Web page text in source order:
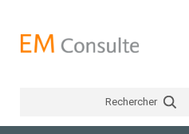
Rechercher